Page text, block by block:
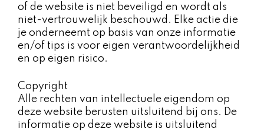
of de website is niet beveiligd en wordt als
niet-vertrouwelijk beschouwd. Elke actie die
je onderneemt op basis van onze informatie
en/of tips is voor eigen verantwoordelijkheid
en op eigen risico.
Copyright​
Alle rechten van intellectuele eigendom op
deze website berusten uitsluitend bij ons. De
informatie op deze website is uitsluitend